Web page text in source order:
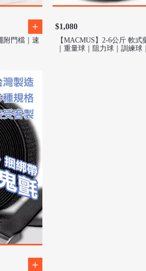
附門檔｜速
【MACMUS】2-6公斤 軟
｜重量球｜阻力球｜訓練
$1,080